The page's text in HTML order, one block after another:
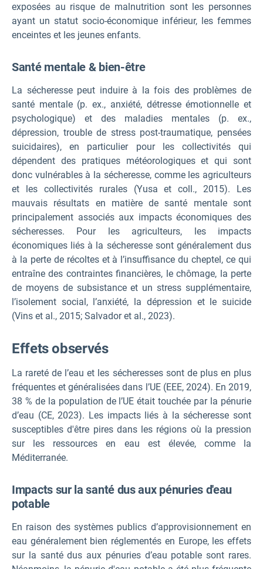
exposées au risque de malnutrition sont les personnes
ayant un statut socio-économique inférieur, les femmes
enceintes et les jeunes enfants.
Santé mentale & bien-être
La sécheresse peut induire à la fois des problèmes de
santé mentale (p. ex., anxiété, détresse émotionnelle et
psychologique) et des maladies mentales (p. ex.,
dépression, trouble de stress post-traumatique, pensées
suicidaires), en particulier pour les collectivités qui
dépendent des pratiques météorologiques et qui sont
donc vulnérables à la sécheresse, comme les agriculteurs
et les collectivités rurales (Yusa et coll., 2015). Les
mauvais résultats en matière de santé mentale sont
principalement associés aux impacts économiques des
sécheresses. Pour les agriculteurs, les impacts
économiques liés à la sécheresse sont généralement dus
à la perte de récoltes et à l’insuffisance du cheptel, ce qui
entraîne des contraintes financières, le chômage, la perte
de moyens de subsistance et un stress supplémentaire,
l’isolement social, l’anxiété, la dépression et le suicide
(Vins et al., 2015; Salvador et al., 2023).
Effets observés
La rareté de l’eau et les sécheresses sont de plus en plus
fréquentes et généralisées dans l’UE (EEE, 2024). En 2019,
38 % de la population de l’UE était touchée par la pénurie
d’eau (CE, 2023). Les impacts liés à la sécheresse sont
susceptibles d'être pires dans les régions où la pression
sur les ressources en eau est élevée, comme la
Méditerranée.
Impacts sur la santé dus aux pénuries d'eau
potable
En raison des systèmes publics d’approvisionnement en
eau généralement bien réglementés en Europe, les effets
sur la santé dus aux pénuries d’eau potable sont rares.